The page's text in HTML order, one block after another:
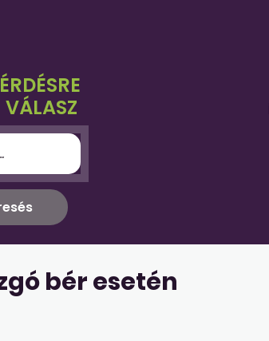
VÁLASZ
bér esetén